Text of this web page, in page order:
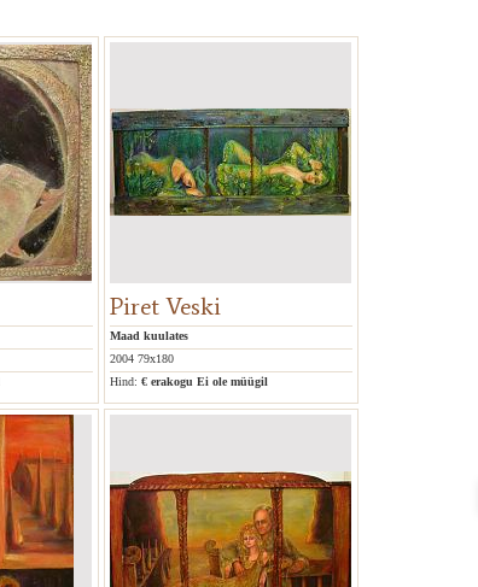
Piret Veski
Maad kuulates
2004 79x180
Hind: € erakogu Ei ole müügil